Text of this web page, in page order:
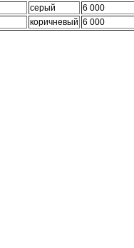
серый 6 000
коричневый 6 000